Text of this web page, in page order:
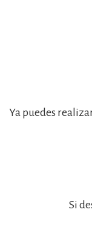
Ya puedes
Si